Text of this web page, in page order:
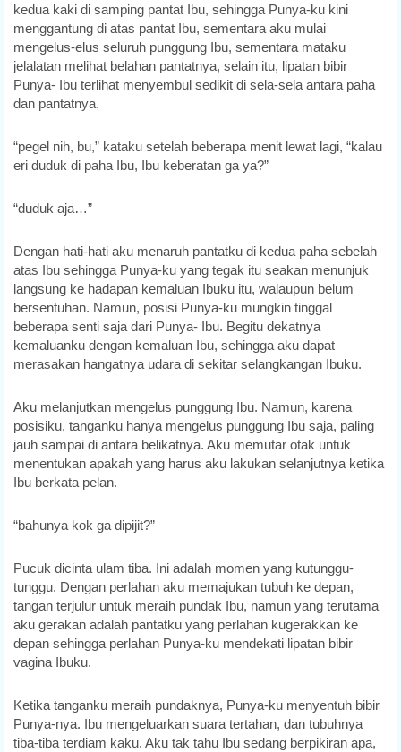
kedua kaki di samping pantat Ibu, sehingga Punya-ku kini
menggantung di atas pantat Ibu, sementara aku mulai
mengelus-elus seluruh punggung Ibu, sementara mataku
jelalatan melihat belahan pantatnya, selain itu, lipatan bibir
Punya- Ibu terlihat menyembul sedikit di sela-sela antara paha
dan pantatnya.
“pegel nih, bu,” kataku setelah beberapa menit lewat lagi, “kalau
eri duduk di paha Ibu, Ibu keberatan ga ya?”
“duduk aja…”
Dengan hati-hati aku menaruh pantatku di kedua paha sebelah
atas Ibu sehingga Punya-ku yang tegak itu seakan menunjuk
langsung ke hadapan kemaluan Ibuku itu, walaupun belum
bersentuhan. Namun, posisi Punya-ku mungkin tinggal
beberapa senti saja dari Punya- Ibu. Begitu dekatnya
kemaluanku dengan kemaluan Ibu, sehingga aku dapat
merasakan hangatnya udara di sekitar selangkangan Ibuku.
Aku melanjutkan mengelus punggung Ibu. Namun, karena
posisiku, tanganku hanya mengelus punggung Ibu saja, paling
jauh sampai di antara belikatnya. Aku memutar otak untuk
menentukan apakah yang harus aku lakukan selanjutnya ketika
Ibu berkata pelan.
“bahunya kok ga dipijit?”
Pucuk dicinta ulam tiba. Ini adalah momen yang kutunggu-
tunggu. Dengan perlahan aku memajukan tubuh ke depan,
tangan terjulur untuk meraih pundak Ibu, namun yang terutama
aku gerakan adalah pantatku yang perlahan kugerakkan ke
depan sehingga perlahan Punya-ku mendekati lipatan bibir
vagina Ibuku.
Ketika tanganku meraih pundaknya, Punya-ku menyentuh bibir
Punya-nya. Ibu mengeluarkan suara tertahan, dan tubuhnya
tiba-tiba terdiam kaku. Aku tak tahu Ibu sedang berpikiran apa,